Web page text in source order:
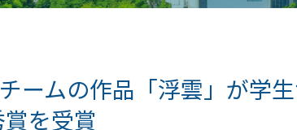
ームの作品「浮雲」が学
を受賞